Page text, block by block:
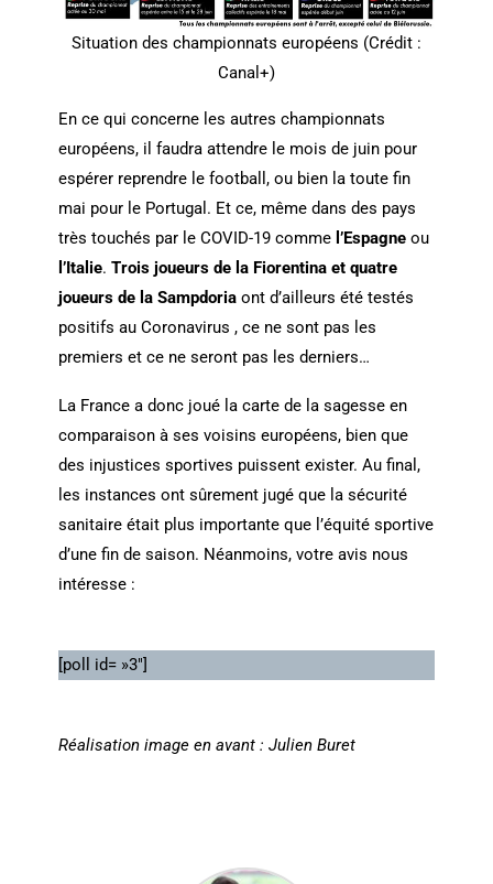
Situation des championnats européens (Crédit :
Canal+)
En ce qui concerne les autres championnats
européens, il faudra attendre le mois de juin pour
espérer reprendre le football, ou bien la toute fin
mai pour le Portugal. Et ce, même dans des pays
très touchés par le COVID-19 comme l’Espagne ou
l’Italie. Trois joueurs de la Fiorentina et quatre
joueurs de la Sampdoriaont d’ailleurs été testés
positifs au Coronavirus , ce ne sont pas les
premiers et ce ne seront pas les derniers…
La France a donc joué la carte de la sagesse en
comparaison à ses voisins européens, bien que
des injustices sportives puissent exister. Au final,
les instances ont sûrement jugé que la sécurité
sanitaire était plus importante que l’équité sportive
d’une fin de saison. Néanmoins, votre avis nous
intéresse :
[poll id= »3″]
Réalisation image en avant : Julien Buret